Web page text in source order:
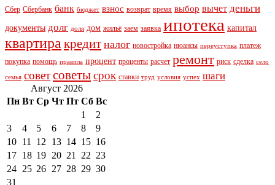
Сбер Сбербанк банк бюджет взнос возврат время выбор вычет деньги
документы долг доля дом жильё заем заявка ипотека капитал
квартиракредит налог новостройка нюансы переуступка платеж
покупка помощь правила процент проценты расчет ремонт риск сделка село
семья советсоветысрок ставки труд условия успех шаги
Август 2026
Пн Вт Ср Чт Пт Сб Вс
1
2
3
4 5 6 7 8
9
10 11 12 13 14 15 16
17 18 19 20 21 22 23
24 25 26 27 28 29 30
31